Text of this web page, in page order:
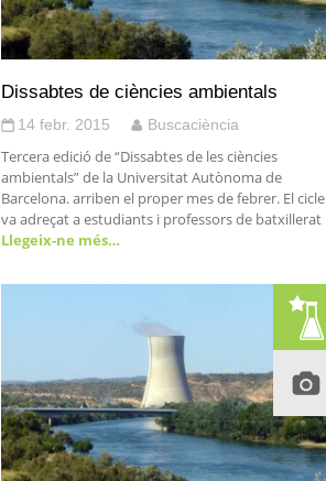
Dissabtes de ciències ambientals
14 febr. 2015 Buscaciència
Tercera edició de “Dissabtes de les ciències
ambientals” de la Universitat Autònoma de
Barcelona. arriben el proper mes de febrer. El cicle
va adreçat a estudiants i professors de batxillerat
Llegeix-ne més…